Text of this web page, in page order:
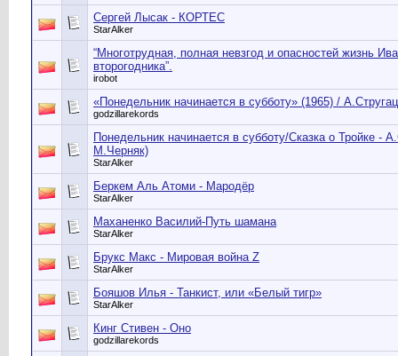
Сергей Лысак - КОРТЕС
StarAlker
“Многотрудная, полная невзгод и опасностей жизнь
второгодника”.
irobot
«Понедельник начинается в субботу» (1965) /
godzillarekords
Понедельник начинается в субботу/Сказка о Тройке -
М.Черняк)
StarAlker
Беркем Аль Атоми - Мародёр
StarAlker
Маханенко Василий-Путь шамана
StarAlker
Брукс Макс - Мировая война Z
StarAlker
Бояшов Илья - Танкист, или «Белый тигр»
StarAlker
Кинг Стивен - Оно
godzillarekords